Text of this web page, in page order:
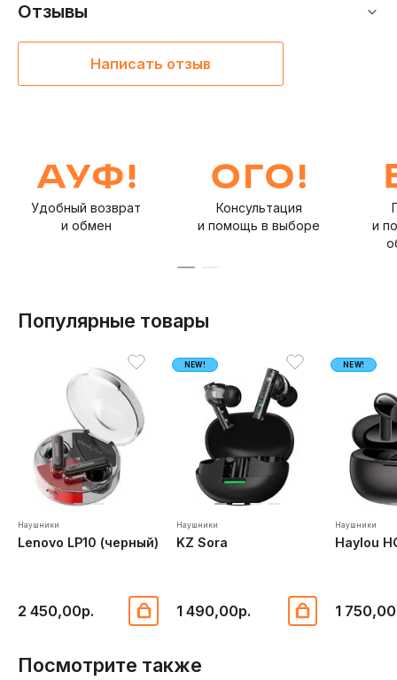
Отзывы
Написать отзыв
Удобный возврат
и обмен
Консультация
и помощь в выборе
и
Популярные товары
Наушники
Lenovo LP10 (черный)
2 450,00р.
NEW!
Наушники
KZ Sora
1 490,00р.
NEW!
Наушники
Haylou
1
Посмотрите также